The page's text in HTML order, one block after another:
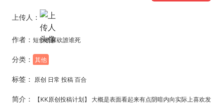
上传人：
作者： 短剑断尿砍誰谁死
分类： 其他
标签： 原创 日常 投稿 百合
简介：
【KK原创投稿计划】 大概是表面看起来有点阴暗内向实际上喜欢发